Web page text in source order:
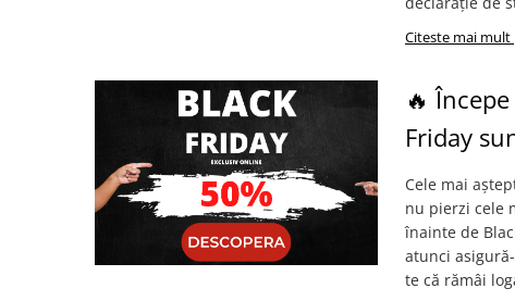
Citeste mai mult
🔥
Friday
Cele mai
nu pierzi cele
înainte de
atunci
te că rămâi